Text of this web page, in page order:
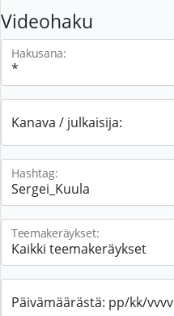
Videohaku
Hakusana:
Kanava / julkaisija:
Hashtag:
Teemakeräykset:
Päivämäärästä: pp/kk/vvvv